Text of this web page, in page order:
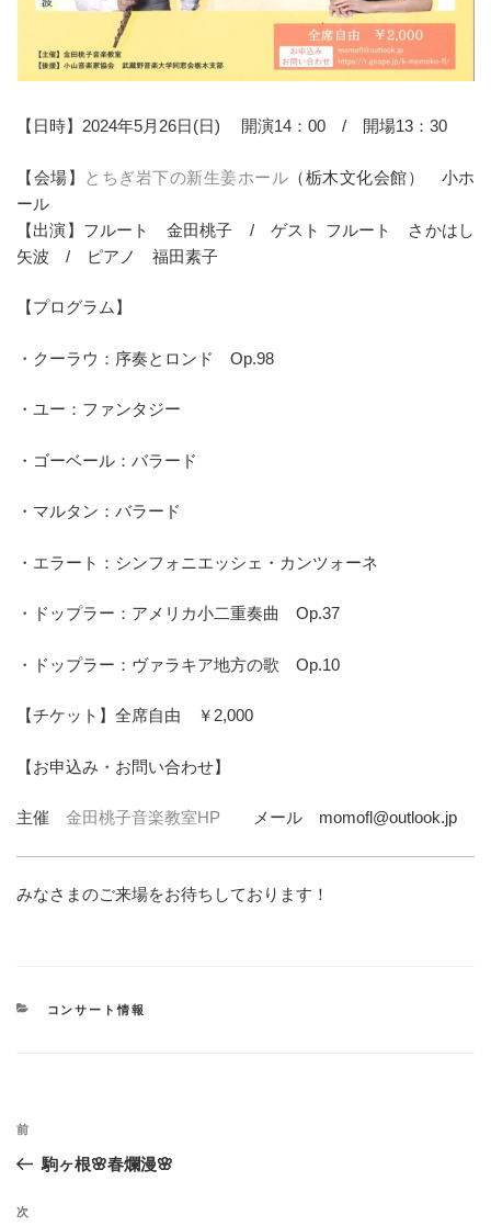
【日時】2024年5月26日(日) 開演14：00 / 開場13：30
【会場】 とちぎ岩下の新生姜ホール （栃木文化会館） 小ホ
ール
【出演】フルート 金田桃子 / ゲスト フルート さかはし
矢波 / ピアノ 福田素子
【プログラム】
・クーラウ：序奏とロンド Op.98
・ユー：ファンタジー
・ゴーベール：バラード
・マルタン：バラード
・エラート：シンフォニエッシェ・カンツォーネ
・ドップラー：アメリカ小二重奏曲 Op.37
・ドップラー：ヴァラキア地方の歌 Op.10
【チケット】全席自由 ￥2,000
【お申込み・お問い合わせ】
主催 金田桃子音楽教室HP メール momofl@outlook.jp
みなさまのご来場をお待ちしております！
カ
コンサート情報
投
ビ
過
去
投
前
駒ヶ根🌸春爛漫🌸
次
次